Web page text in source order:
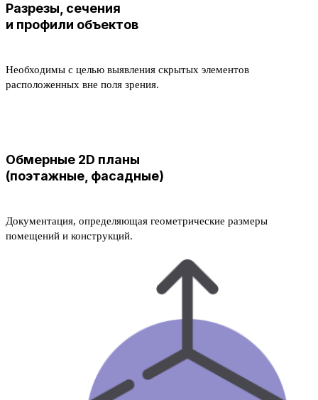
Разрезы, сечения
и профили объектов
Необходимы с целью выявления скрытых элементов
расположенных вне поля зрения.
Обмерные 2D планы
(поэтажные, фасадные)
Документация, определяющая геометрические размеры
помещений и конструкций.